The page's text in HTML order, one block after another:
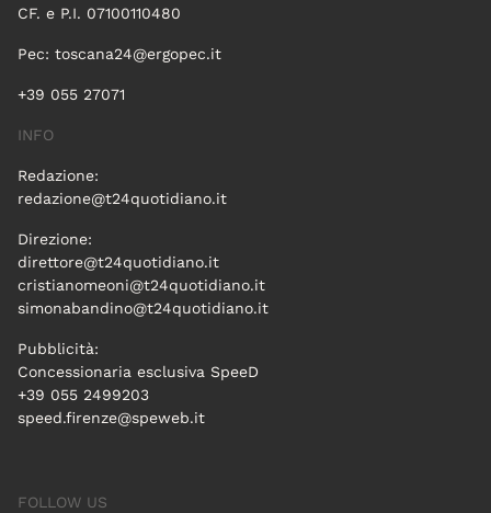
CF. e P.I. 07100110480
Pec: toscana24@ergopec.it
+39 055 27071
INFO
Redazione:
redazione@t24quotidiano.it
Direzione:
direttore@t24quotidiano.it
cristianomeoni@t24quotidiano.it
simonabandino@t24quotidiano.it
Pubblicità:
Concessionaria esclusiva SpeeD
+39 055 2499203
speed.firenze@speweb.it
FOLLOW US